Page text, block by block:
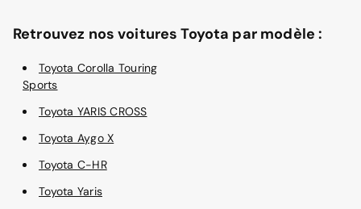
Retrouvez nos voitures Toyota par modèle :
Toyota Corolla Touring
Sports
Toyota YARIS CROSS
Toyota Aygo X
Toyota C-HR
Toyota Yaris